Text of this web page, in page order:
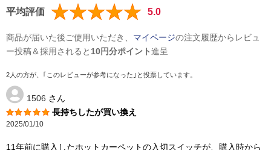
平均評価 5.0
商品が届いた後ご使用いただき、 マイページの注文履歴からレビュ
ー投稿＆採用されると 10円分ポイント進呈
2人の方が、｢このレビューが参考になった｣と投票しています。
1506 さん
長持ちしたが買い換え
2025/01/10
11年前に購入したホットカーペットの入切スイッチが、購入時から